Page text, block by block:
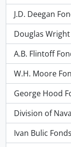
J.D. Deegan
Douglas
A.B. Flintoff
W.H. Moore
George Hood
Division of
Ivan Bulic Fonds